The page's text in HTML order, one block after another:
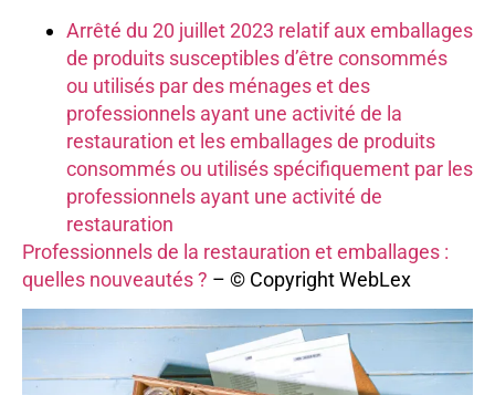
Arrêté du 20 juillet 2023 relatif aux emballages
de produits susceptibles d’être consommés
ou utilisés par des ménages et des
professionnels ayant une activité de la
restauration et les emballages de produits
consommés ou utilisés spécifiquement par les
professionnels ayant une activité de
restauration
Professionnels de la restauration et emballages :
quelles nouveautés ? – © Copyright WebLex